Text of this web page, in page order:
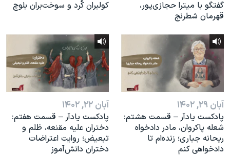
گفتگو با میترا حجازی‌پور،
قهرمان شطرنج
کولبران کُرد و سوخت‌بران بلوچ
آبان ۲۹, ۱۴۰۲
پادکست یادآر – قسمت هشتم:
شعله پاکروان، مادر دادخواه
ریحانه جباری؛ زنده‌ام تا
دادخواهی کنم
آبان ۲۲, ۱۴۰۲
پادکست یادآر – قسمت هفتم:
دختران علیه مقنعه، ظلم و
تبعیض؛ روایت اعتراضات
دختران دانش‌آموز